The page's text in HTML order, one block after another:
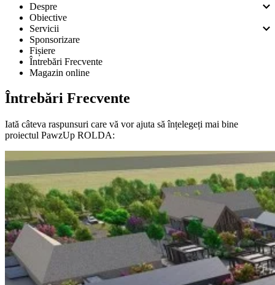
Despre
Obiective
Servicii
Sponsorizare
Fișiere
Întrebări Frecvente
Magazin online
Întrebări Frecvente
Iată câteva raspunsuri care vă vor ajuta să înțelegeți mai bine
proiectul PawzUp ROLDA: